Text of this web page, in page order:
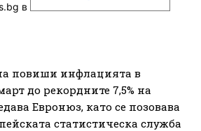
в
повиши инфлацията в
до рекордните 7,5% на
Евронюз, като се позовава
статистическа служба